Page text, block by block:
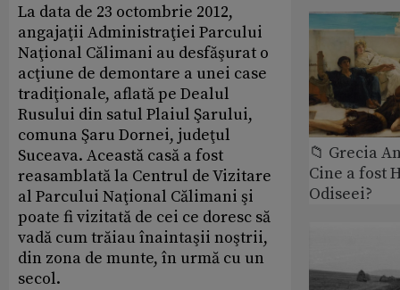
La data de 23 octombrie 2012,
angajaţii Administraţiei Parcului
Naţional Călimani au desfăşurat o
acţiune de demontare a unei case
tradiţionale, aflată pe Dealul
Rusului din satul Plaiul Şarului,
comuna Şaru Dornei, judeţul
Suceava. Această casă a fost
reasamblată la Centrul de Vizitare
al Parcului Naţional Călimani şi
poate fi vizitată de cei ce doresc să
vadă cum trăiau înaintaşii noştrii,
din zona de munte, în urmă cu un
secol.
📁 Grecia
Cine a fost
Odiseei?